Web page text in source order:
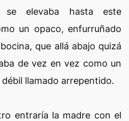
elevaba hasta este
un opaco, enfurruñado
que allá abajo quizá
de vez en vez como un
llamado arrepentido.
entraría la madre con el